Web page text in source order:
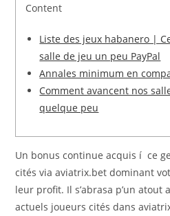
Content
Liste des jeux habanero |
salle de jeu un peu PayPal
Annales minimum en
Comment avancent nos
quelque peu
Un bonus continue acquis í ce
cités via aviatrix.bet dominant
leur profit. Il s’abrasa p’un
actuels joueurs cités dans